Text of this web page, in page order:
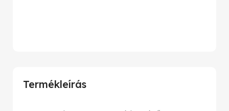
Termékleírás